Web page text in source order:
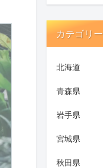
カテゴリー
北海道
青森県
岩手県
宮城県
秋田県